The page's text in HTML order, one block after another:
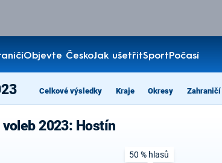
Objevte ČeskoJak ušetřitSportPočasí
Celkové výsledky Kraje Okresy Zahraničí
2023: Hostín
50 % hlasů